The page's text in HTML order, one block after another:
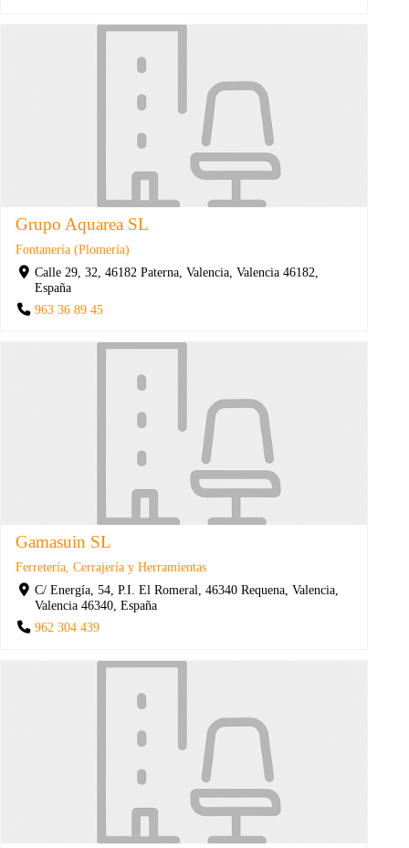
Grupo Aquarea SL
Fontanería (Plomería)
Calle 29, 32, 46182 Paterna, Valencia, Valencia 46182,
España
963 36 89 45
Gamasuin SL
Ferretería, Cerrajería y Herramientas
C/ Energía, 54, P.I. El Romeral, 46340 Requena, Valencia,
Valencia 46340, España
962 304 439